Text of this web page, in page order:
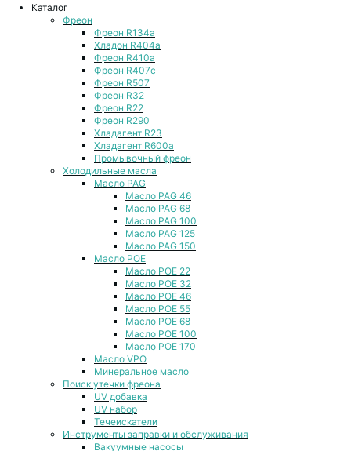
Каталог
Фреон
Фреон R134a
Хладон R404a
Фреон R410a
Фреон R407с
Фреон R507
Фреон R32
Фреон R22
Фреон R290
Хладагент R23
Хладагент R600a
Промывочный фреон
Холодильные масла
Масло PAG
Масло PAG 46
Масло PAG 68
Масло PAG 100
Масло PAG 125
Масло PAG 150
Масло POE
Масло POE 22
Масло POE 32
Масло POE 46
Масло POE 55
Масло POE 68
Масло POE 100
Масло POE 170
Масло VPO
Минеральное масло
Поиск утечки фреона
UV добавка
UV набор
Течеискатели
Инструменты заправки и обслуживания
Вакуумные насосы